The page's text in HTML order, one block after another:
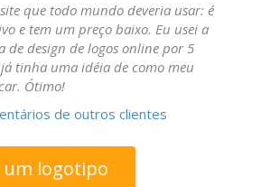
que todo mundo deveria usar: é
e tem um preço baixo. Eu usei a
de design de logos online por 5
tinha uma idéia de como meu
Ótimo!
de outros clientes
um logotipo